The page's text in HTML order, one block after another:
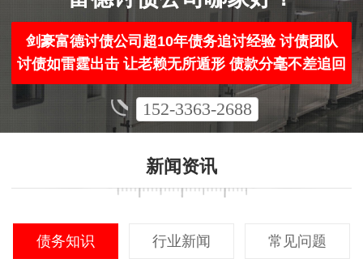
剑豪富德讨债公司超10年债务追讨经验 讨债团队
讨债如雷霆出击 让老赖无所遁形 债款分毫不差追回
152-3363-2688
新闻资讯
债务知识 行业新闻 常见问题